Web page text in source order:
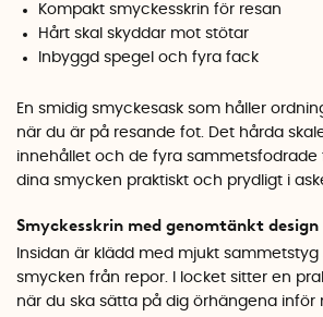
Kompakt smyckesskrin för resan
Hårt skal skyddar mot stötar
Inbyggd spegel och fyra fack
En smidig smyckesask som håller
när du är på resande fot. Det hårda
innehållet och de fyra sammetsfodrade
dina smycken praktiskt och prydligt i
Smyckesskrin med genomtänkt design
Insidan är klädd med mjukt
smycken från repor. I locket sitter en
när du ska sätta på dig örhängena inför